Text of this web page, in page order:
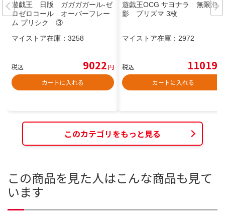
遊戯王 日版 ガガガガール-ゼ
ロゼロコール オーバーフレー
ム プリシク ③
マイストア在庫： 3258
税込 9022円
カートに入れる
遊戯王OCG サヨナラ 無限泡
影 プリズマ 3枚
マイストア在庫： 2972
税込 11019
カートに入れる
このカテゴリをもっと見る
この商品を見た人はこんな商品も見て
います